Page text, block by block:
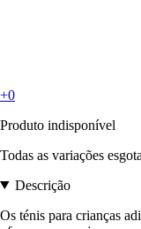
+0
Produto indisponível
Todas as variações
Descrição
Os ténis para crianças